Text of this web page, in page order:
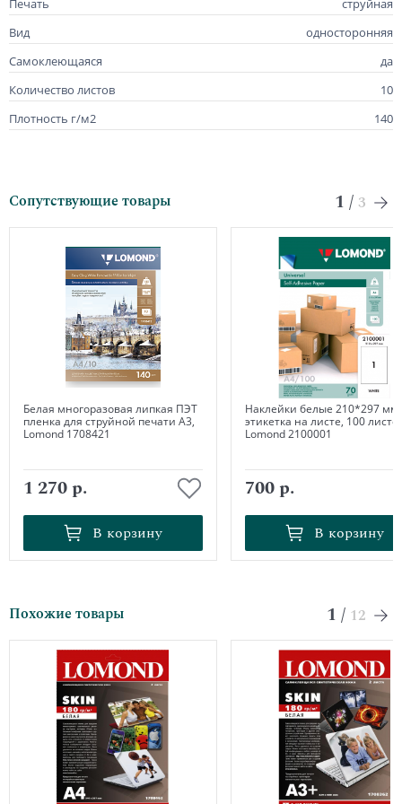
Печать
струйная
Вид
односторонняя
Самоклеющаяся
да
Количество листов
10
Плотность г/м2
140
Сопутствующие товары 1 / 3
Белая многоразовая липкая ПЭТ
пленка для струйной печати А3,
Lomond 1708421
1 270 р.
В корзину
В корзину
Наклейки белые 210*297
этикетка на листе, 100
Lomond 2100001
700 р.
В корзину
В корзину
Похожие товары 1 / 12